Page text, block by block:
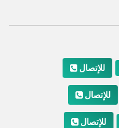
للإتصال
للإتصال
للإتصال